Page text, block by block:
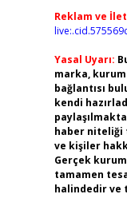
Reklam ve
Yasal Uyarı:
marka,
bağlantısı
kendi
haber niteliği
ve kişiler
Gerçek
tamamen
halindedir ve